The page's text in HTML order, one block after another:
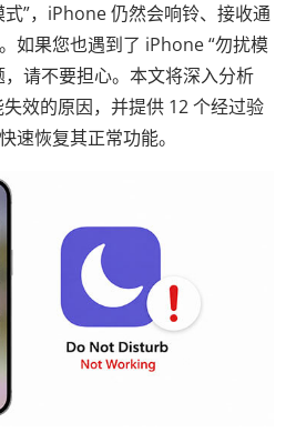
”，iPhone 仍然会响铃、接收通
如果您也遇到了 iPhone “勿扰模
请不要担心。本文将深入分析
效的原因，并提供 12 个经过验
速恢复其正常功能。